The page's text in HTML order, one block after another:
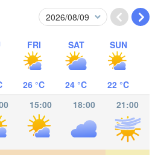
FRI
26 °C
SAT
24 °C
SUN
22 °C
15:00 18:00 21:00
Воронеж
(Voronezh)
Липецк
(Lipetsk)
Оскол
Oskol)
Тамбов
(Tambov)